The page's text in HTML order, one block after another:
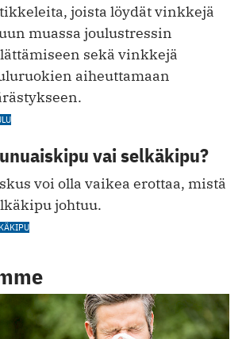
joista löydät vinkkejä
muassa joulustressin
sekä vinkkejä
aiheuttamaan
vai selkäkipu?
voi olla vaikea erottaa, mistä
johtuu.